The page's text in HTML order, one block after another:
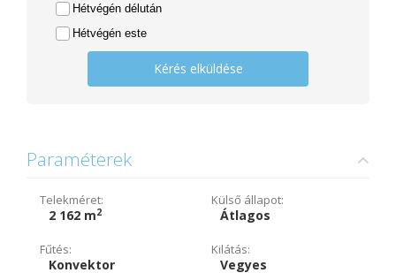
Hétvégén délután
Hétvégén este
Kérés elküldése
Paraméterek
Telekméret:
2 162 m2
Külső állapot:
Átlagos
Fűtés:
Konvektor
Kilátás:
Vegyes